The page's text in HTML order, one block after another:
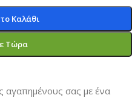
Καλάθι
Τώρα
αγαπημένους σας με ένα